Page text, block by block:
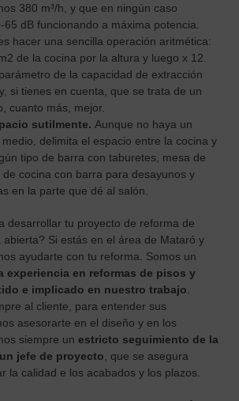
380 m³/h, y que en ningún caso
65 dB funcionando a máxima potencia.
hacer una sencilla operación aritmética:
de la cocina por la altura y luego x 12.
de la capacidad de extracción
si tienes en cuenta, que se trata de un
cuanto más, mejor.
sutilmente. Aunque no haya un
delimita el espacio entre la cocina y
tipo de barra con taburetes, mesa de
de cocina con barra para desayunos y
en la parte que dé al salón.
desarrollar tu proyecto de reforma de
abierta? Si estás en el área de Mataró y
ayudarte con tu reforma. Somos un
experiencia en reformas de pisos y
e implicado en nuestro trabajo
al cliente, para entender sus
asesorarte en el diseño y en los
siempre unestricto seguimiento de la
jefe de proyecto , que se asegura
la calidad e los acabados y los plazos.